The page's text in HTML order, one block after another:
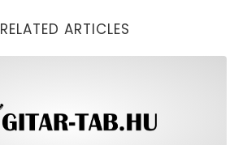
RELATED ARTICLES